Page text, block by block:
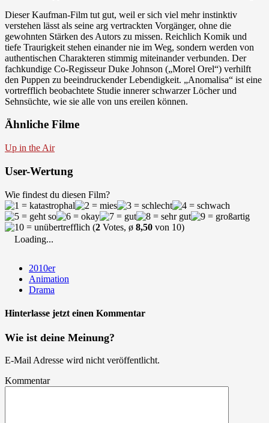
Dieser Kaufman-Film tut gut, weil er sich viel mehr instinktiv
verstehen lässt als seine arg vertrackten Vorgänger, ohne die
gewohnten Stärken des Autors zu missen. Reichlich Komik und
tiefe Traurigkeit stehen einander nie im Weg, sondern werden von
authentischen Charakteren stimmig miteinander verbunden. Der
fachkundige Co-Regisseur Duke Johnson („Morel Orel“) verhilft
den Puppen zu beeindruckender Lebendigkeit. „Anomalisa“ ist eine
vortrefflich beobachtete Studie innerer schwarzer Löcher und
Sehnsüchte, wie sie alle von uns ereilen können.
Ähnliche Filme
Up in the Air
User-Wertung
Wie findest du diesen Film?
(2 Votes, ø 8,50 von 10)
Loading...
2010er
Animation
Drama
Hinterlasse jetzt einen Kommentar
Wie ist deine Meinung?
E-Mail Adresse wird nicht veröffentlicht.
Kommentar